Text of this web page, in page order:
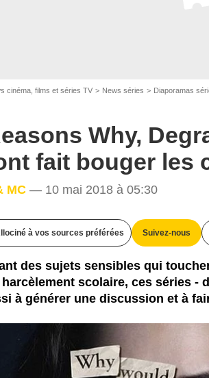
cinéma, films et séries TV News séries Diaporamas
Why,
fait bouger les
MC — 10 mai 2018 à 05:30
à vos sources préférées Suivez-nous
des sujets sensibles qui
scolaire, ces séries -
à générer une discussion et à